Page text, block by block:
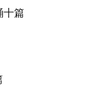
十篇